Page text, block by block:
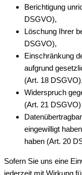
Berichtigung
DSGVO),
Löschung Ihrer
DSGVO),
Einschränkung
aufgrund
(Art. 18 DSGVO),
Widerspruch
(Art. 21
eingewilligt
haben (Art. 20
Sofern Sie uns eine
jederzeit mit Wirkung